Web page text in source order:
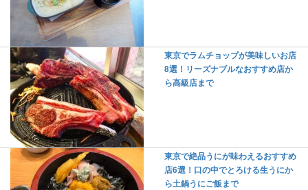
東京でラムチョップが美味しいお店
8選！リーズナブルなおすすめ店か
ら高級店まで
東京で絶品うにが味わえるおすすめ
店6選！口の中でとろける生うにか
ら土鍋うにご飯まで